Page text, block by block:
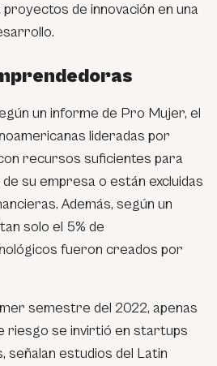
de innovación en una
un informe de Pro Mujer, el
lideradas por
recursos suficientes para
su empresa o están excluidas
Además, según un
solo el 5% de
fueron creados por
semestre del 2022, apenas
riesgo se invirtió en startups
señalan estudios del Latin